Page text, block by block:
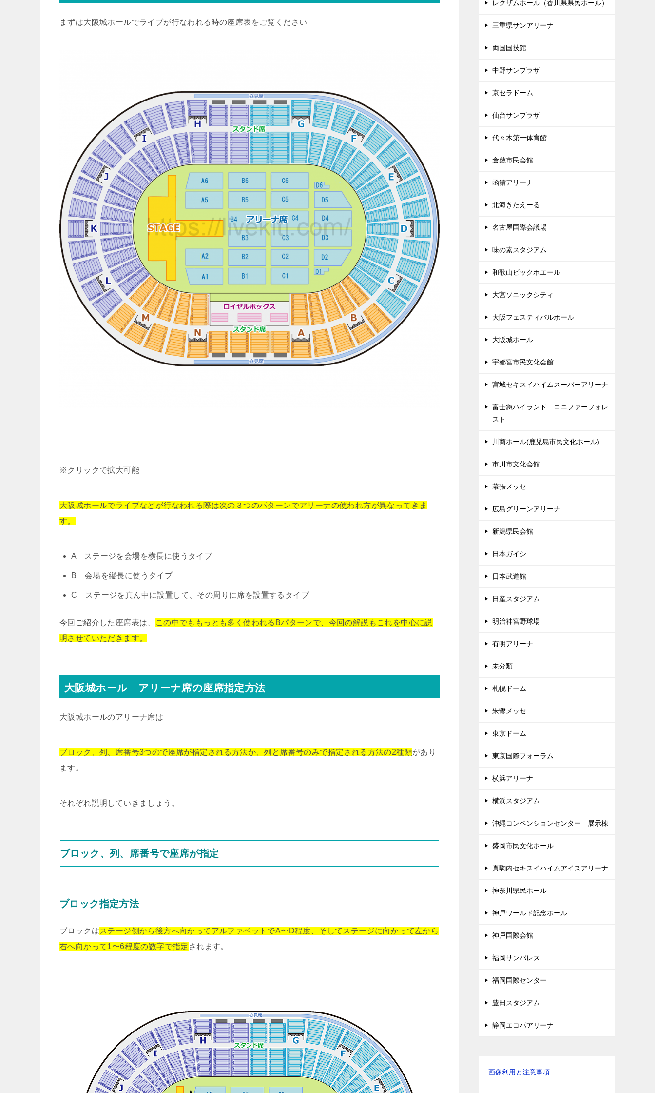
まずは大阪城ホールでライブが行なわれる時の座席表をご覧ください
※クリックで拡大可能
大阪城ホールでライブなどが行なわれる際は次の３つのパターンでアリーナの使われ方が異なってきま
す。
A ステージを会場を横長に使うタイプ
B 会場を縦長に使うタイプ
C ステージを真ん中に設置して、その周りに席を設置するタイプ
今回ご紹介した座席表は、
この中でももっとも多く使われるBパターンで、今回の解説もこれを中心に説
明させていただきます。
大阪城ホール アリーナ席の座席指定方法
大阪城ホールのアリーナ席は
ブロック、列、席番号3つので座席が指定される方法か、列と席番号のみで指定される方法の2種類があり
ます。
それぞれ説明していきましょう。
ブロック、列、席番号で座席が指定
ブロック指定方法
ブロックはステージ側から後方へ向かってアルファベットでA〜D程度、そしてステージに向かって左から
右へ向かって1〜6程度の数字で指定 されます。
レクザムホール（香川県県民ホール）
三重県サンアリーナ
両国国技館
中野サンプラザ
京セラドーム
仙台サンプラザ
代々木第一体育館
倉敷市民会館
函館アリーナ
北海きたえーる
名古屋国際会議場
味の素スタジアム
和歌山ビックホエール
大宮ソニックシティ
大阪フェスティバルホール
大阪城ホール
宇都宮市民文化会館
宮城セキスイハイムスーパーアリーナ
富士急ハイランド コニファーフォレ
スト
川商ホール(鹿児島市民文化ホール)
市川市文化会館
幕張メッセ
広島グリーンアリーナ
新潟県民会館
日本ガイシ
日本武道館
日産スタジアム
明治神宮野球場
有明アリーナ
未分類
札幌ドーム
朱鷺メッセ
東京ドーム
東京国際フォーラム
横浜アリーナ
横浜スタジアム
沖縄コンベンションセンター 展示棟
盛岡市民文化ホール
真駒内セキスイハイムアイスアリーナ
神奈川県民ホール
神戸ワールド記念ホール
神戸国際会館
福岡サンパレス
福岡国際センター
豊田スタジアム
静岡エコパアリーナ
画像利用と注意事項